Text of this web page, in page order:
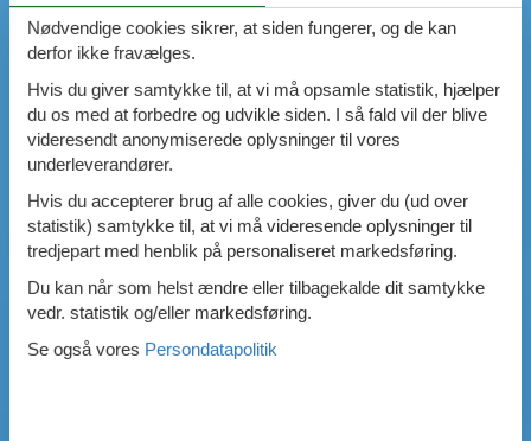
Nødvendige cookies sikrer, at siden fungerer, og de kan
derfor ikke fravælges.
Hvis du giver samtykke til, at vi må opsamle statistik, hjælper
du os med at forbedre og udvikle siden. I så fald vil der blive
videresendt anonymiserede oplysninger til vores
underleverandører.
Hvis du accepterer brug af alle cookies, giver du (ud over
statistik) samtykke til, at vi må videresende oplysninger til
tredjepart med henblik på personaliseret markedsføring.
Du kan når som helst ændre eller tilbagekalde dit samtykke
vedr. statistik og/eller markedsføring.
Se også vores Persondatapolitik